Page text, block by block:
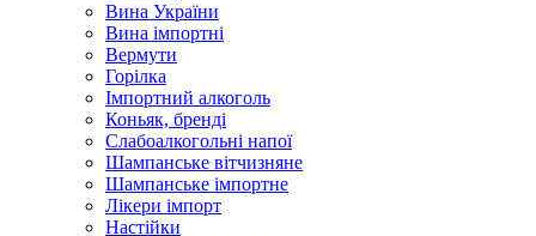
Вина України
Вина імпортні
Вермути
Горілка
Імпортний алкоголь
Коньяк, бренді
Слабоалкогольні напої
Шампанське вітчизняне
Шампанське імпортне
Лікери імпорт
Настійки